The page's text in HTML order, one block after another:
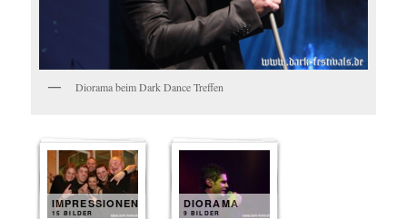
Diorama beim Dark Dance Treffen
IMPRESSIONEN
15 BILDER
DIORAMA
9 BILDER